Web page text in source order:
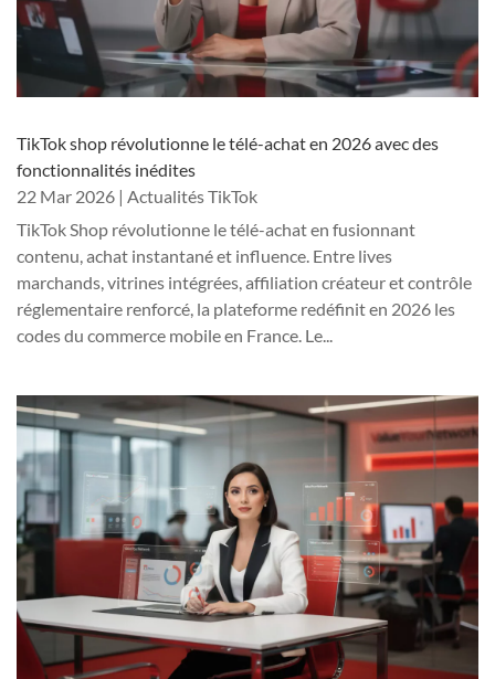
TikTok shop révolutionne le télé-achat en 2026 avec des
fonctionnalités inédites
22 Mar 2026 | Actualités TikTok
TikTok Shop révolutionne le télé-achat en fusionnant
contenu, achat instantané et influence. Entre lives
marchands, vitrines intégrées, affiliation créateur et contrôle
réglementaire renforcé, la plateforme redéfinit en 2026 les
codes du commerce mobile en France. Le...